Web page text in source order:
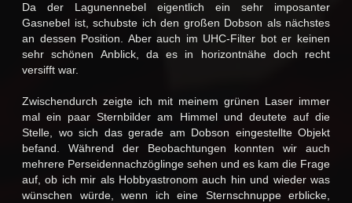
Da der Lagunennebel eigentlich ein sehr imposanter
Gasnebel ist, schubste ich den großen Dobson als nächstes
an dessen Position. Aber auch im UHC-Filter bot er keinen
sehr schönen Anblick, da es in horizontnähe doch recht
versifft war.
Zwischendurch zeigte ich mit meinem grünen Laser immer
mal ein paar Sternbilder am Himmel und deutete auf die
Stelle, wo sich das gerade am Dobson eingestellte Objekt
befand. Während der Beobachtungen konnten wir auch
mehrere Perseidennachzöglinge sehen und es kam die Frage
auf, ob ich mir als Hobbyastronom auch hin und wieder was
wünschen würde, wenn ich eine Sternschnuppe erblicke,